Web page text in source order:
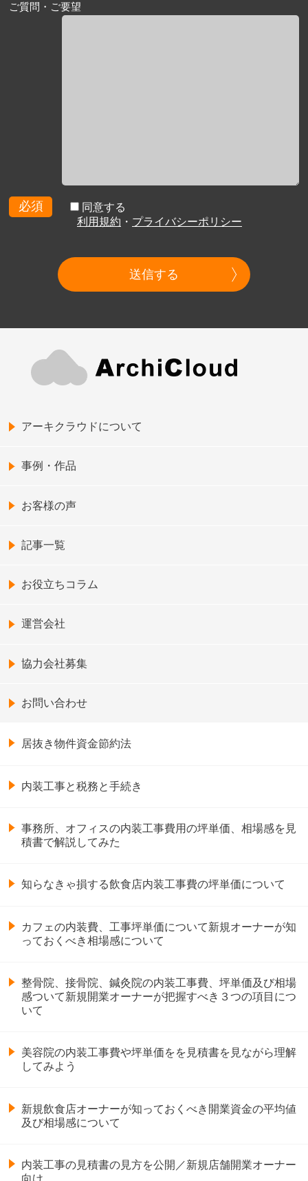
ご質問・ご要望
必須
同意する
利用規約 ・ プライバシーポリシー
送信する
アーキクラウドについて
事例・作品
お客様の声
記事一覧
お役立ちコラム
運営会社
協力会社募集
お問い合わせ
居抜き物件資金節約法
内装工事と税務と手続き
事務所、オフィスの内装工事費用の坪単価、相場感を見
積書で解説してみた
知らなきゃ損する飲食店内装工事費の坪単価について
カフェの内装費、工事坪単価について新規オーナーが知
っておくべき相場感について
整骨院、接骨院、鍼灸院の内装工事費、坪単価及び相場
感ついて新規開業オーナーが把握すべき３つの項目につ
いて
美容院の内装工事費や坪単価をを見積書を見ながら理解
してみよう
新規飲食店オーナーが知っておくべき開業資金の平均値
及び相場感について
内装工事の見積書の見方を公開／新規店舗開業オーナー
向け